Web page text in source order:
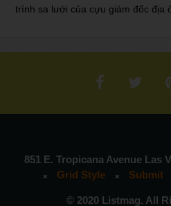
trình sa lưới của cựu giám đốc địa
851 E. Tropicana Avenue Las
Grid Style
Submit
© 2020 Listmag. All